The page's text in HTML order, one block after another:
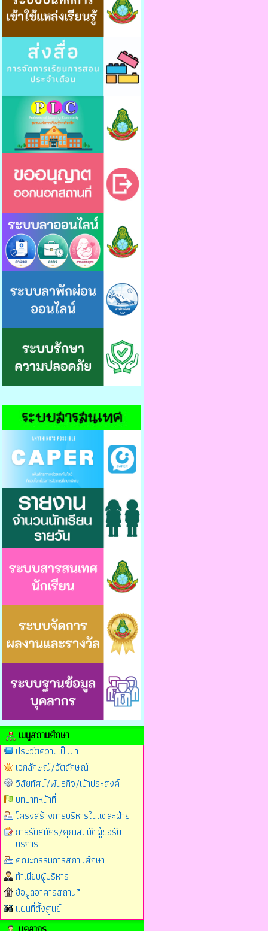
เมนูสถานศึกษา
ประวัติความเป็นมา
เอกลักษณ์/อัตลักษณ์
วิสัยทัศน์/พันธกิจ/เป้าประสงค์
บทบาทหน้าที่
โครงสร้างการบริหารในแต่ละฝ่าย
การรับสมัคร/คุณสมบัติผู้ขอรับ
บริการ
คณะกรรมการสถานศึกษา
ทำเนียบผู้บริหาร
ข้อมูลอาคารสถานที่
แผนที่ตั้งศูนย์